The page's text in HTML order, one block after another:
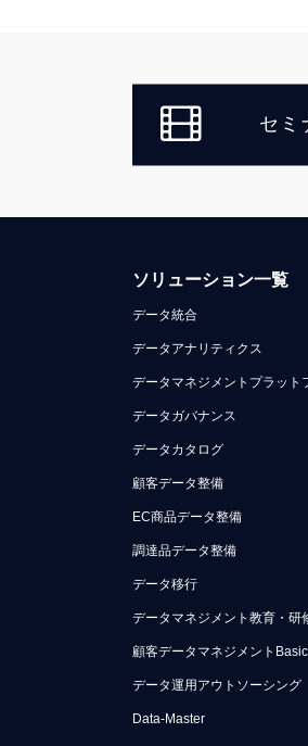
セミ
ソリューション一覧
データ統合
データアナリティクス
データマネジメントプラット
データガバナンス
データカタログ
顧客データ整備
EC商品データ整備
調達品データ整備
データ移行
データマネジメント教育・研
顧客データマネジメントBasic
データ運用アウトソーシング
Data-Master